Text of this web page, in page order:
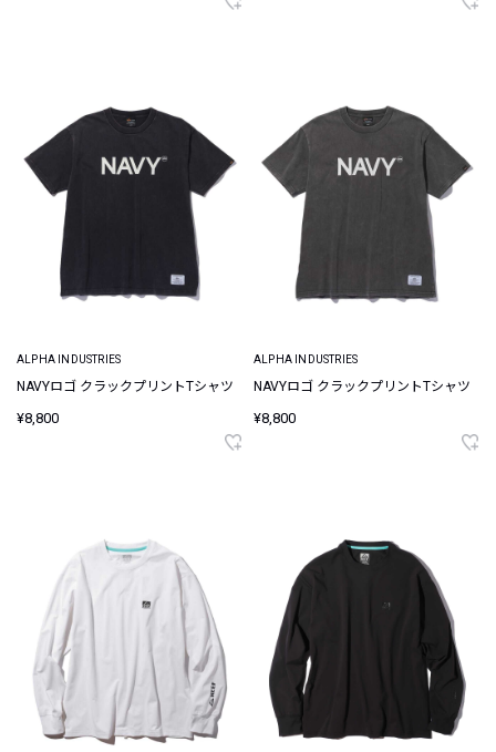
ALPHA INDUSTRIES
NAVYロゴ クラックプリントTシャツ
¥8,800
ALPHA INDUSTRIES
NAVYロゴ クラックプリントTシャツ
¥8,800